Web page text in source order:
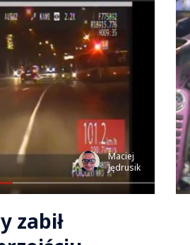
Maciej
Jędrusik
zabił